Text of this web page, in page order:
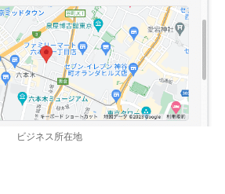
ビジネス所在地